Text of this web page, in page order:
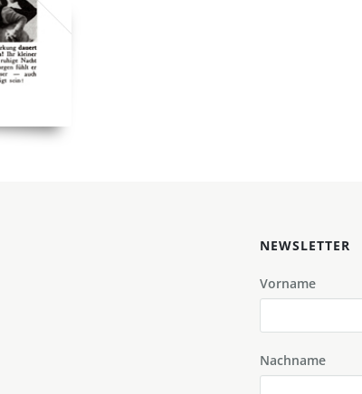
NEWSLETTER
Vorname
Nachname